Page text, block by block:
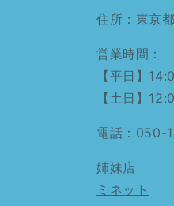
住所：東京
営業時間：
【平日】
【土日】
電話：050-
姉妹店
ミネット